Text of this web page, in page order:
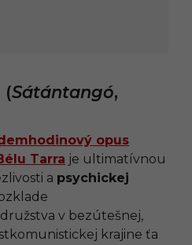
(Sátántangó,
opus
Tarra je ultimatívnou
a psychickej
v bezútešnej,
krajine ťa